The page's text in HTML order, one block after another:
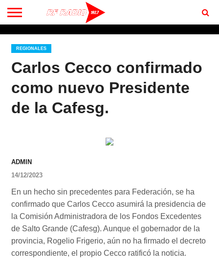
CONTACTO
BIENVENIDOS
A RF 102.7 FM
REGIONALES
Carlos Cecco confirmado
como nuevo Presidente
de la Cafesg.
ADMIN
14/12/2023
En un hecho sin precedentes para Federación, se ha
confirmado que Carlos Cecco asumirá la presidencia de
la Comisión Administradora de los Fondos Excedentes
de Salto Grande (Cafesg). Aunque el gobernador de la
provincia, Rogelio Frigerio, aún no ha firmado el decreto
correspondiente, el propio Cecco ratificó la noticia.